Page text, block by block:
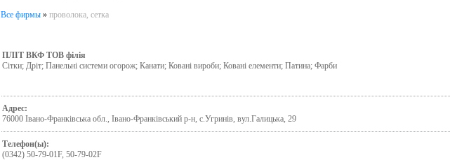
Все фирмы» проволока, сетка
ПЛІТ ВКФ ТОВ філія
Сітки; Дріт; Панельні системи огорож; Канати; Ковані вироби; Ковані елементи; Патина; Фарби
Адрес:
76000 Івано-Франківська обл., Івано-Франківський р-н, с.Угринів, вул.Галицька, 29
Телефон(ы):
(0342) 50-79-01F, 50-79-02F